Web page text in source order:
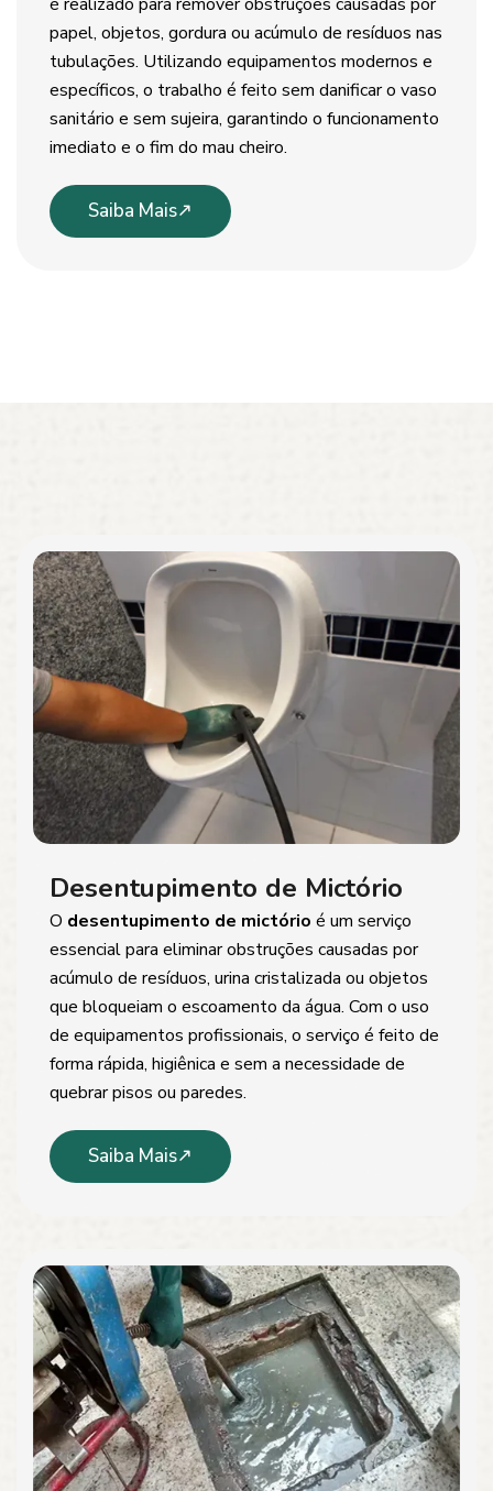
papel, objetos, gordura ou acúmulo de resíduos nas
tubulações. Utilizando equipamentos modernos e
específicos, o trabalho é feito sem danificar o vaso
sanitário e sem sujeira, garantindo o funcionamento
imediato e o fim do mau cheiro.
Saiba Mais
Desentupimento de Mictório
O desentupimento de mictório é um serviço
essencial para eliminar obstruções causadas por
acúmulo de resíduos, urina cristalizada ou objetos
que bloqueiam o escoamento da água. Com o uso
de equipamentos profissionais, o serviço é feito de
forma rápida, higiênica e sem a necessidade de
quebrar pisos ou paredes.
Saiba Mais